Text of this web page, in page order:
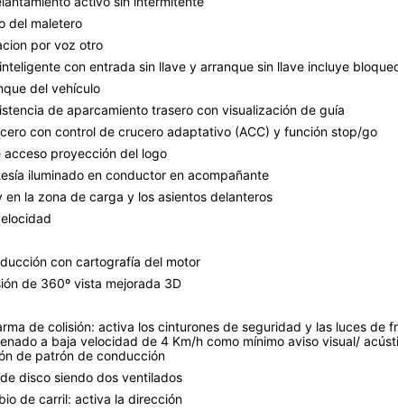
del maletero
por voz otro
con entrada sin llave y arranque sin llave incluye
del vehículo
de aparcamiento trasero con visualización de guía
con control de crucero adaptativo (ACC) y función stop/go
acceso proyección del logo
iluminado en conductor en acompañante
en la zona de carga y los asientos delanteros
con cartografía del motor
de 360º vista mejorada 3D
de colisión: activa los cinturones de seguridad y las luces
a baja velocidad de 4 Km/h como mínimo aviso visual/
de patrón de conducción
disco siendo dos ventilados
de carril: activa la dirección